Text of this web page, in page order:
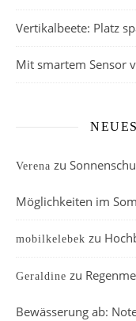
Vertikalbeete: Platz
Mit smartem Sensor
Verena zu
Möglichkeiten im
mobilkelebek zu
Geraldine zu
Bewässerung ab: